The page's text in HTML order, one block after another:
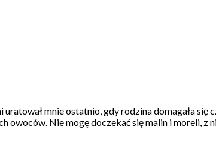
mnie ostatnio, gdy rodzina domagała się
owoców. Nie mogę doczekać się malin i moreli,